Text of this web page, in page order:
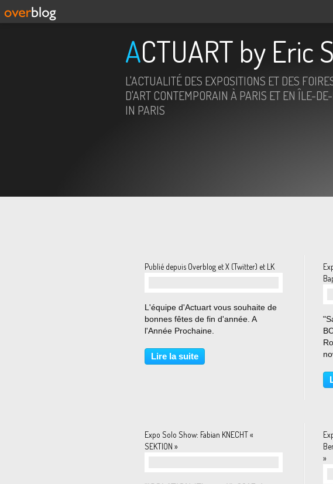
ACTUART by Eric
L'ACTUALITÉ DES EXPOSITIONS ET DES
D'ART CONTEMPORAIN À PARIS ET EN ÎLE-
IN PARIS
Publié depuis Overblog et X (Twitter) et LK
L'équipe d'Actuart vous souhaite de
bonnes fêtes de fin d'année. A
l'Année Prochaine.
Lire la suite
Expo Solo Show: Fabian KNECHT «
SEKTION »
»